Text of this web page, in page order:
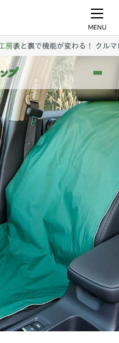
MENU
房表と裏で機能が変わる！ クル